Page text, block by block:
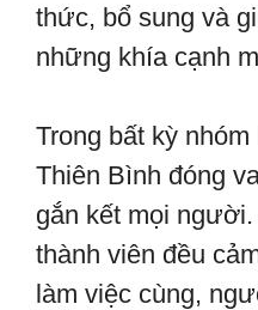
thức, bổ sung và
những khía cạnh
Trong bất kỳ
Thiên Bình đóng
gắn kết mọi
thành viên đều
làm việc cùng,